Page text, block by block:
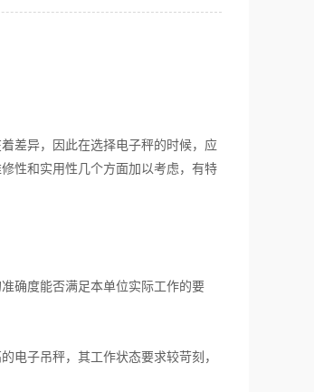
差异，因此在选择电子秤的时候，应
性和实用性几个方面加以考虑，有特
确度能否满足本单位实际工作的要
子吊秤，其工作状态要求较苛刻，